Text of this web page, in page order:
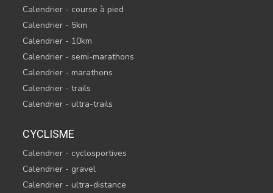
Calendrier - course à pied
Calendrier - 5km
Calendrier - 10km
Calendrier - semi-marathons
Calendrier - marathons
Calendrier - trails
Calendrier - ultra-trails
CYCLISME
Calendrier - cyclosportives
Calendrier - gravel
Calendrier - ultra-distance